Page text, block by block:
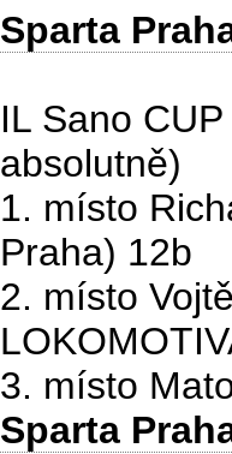
Sparta
IL Sano
absolutně)
1. místo
Praha) 12b
2. místo
3. místo
Sparta